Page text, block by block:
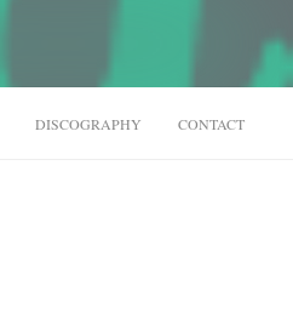
DISCOGRAPHY CONTACT